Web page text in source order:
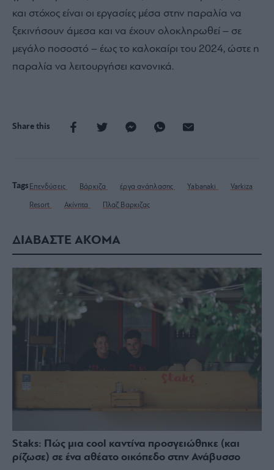
και στόχος είναι οι εργασίες μέσα στην παραλία να
ξεκινήσουν άμεσα και να έχουν ολοκληρωθεί – σε
μεγάλο ποσοστό – έως το καλοκαίρι του 2024, ώστε η
παραλία να λειτουργήσει κανονικά.
Share this
Tags Επενδύσεις Βάρκιζα έργα ανάπλασης Yabanaki Varkiza
Resort Ακίνητα Πλαζ Βαρκιζας
ΔΙΑΒΑΣΤΕ ΑΚΟΜΑ
Staks: Πώς μια cool καντίνα προσγειώθηκε (και
ρίζωσε) σε ένα αθέατο οικόπεδο στην Ανάβυσσο